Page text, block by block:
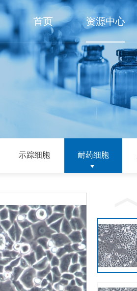
首页 资源中心
示踪细胞 耐药细胞